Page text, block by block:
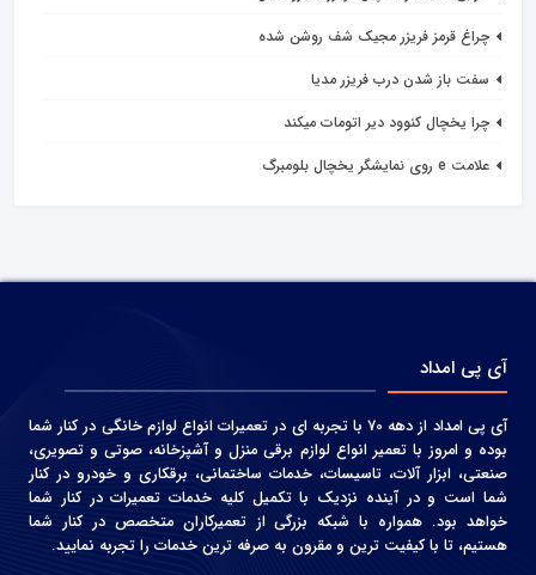
چراغ قرمز فریزر مجیک شف روشن شده
سفت باز شدن درب فریزر مدیا
چرا یخچال کنوود دیر اتومات میکند
علامت e روی نمایشگر یخچال بلومبرگ
آی پی امداد
آی پی امداد از دهه 70 با تجربه ای در تعمیرات انواع لوازم خانگی در کنار شما
بوده و امروز با تعمیر انواع لوازم برقی منزل و آشپزخانه، صوتی و‌ تصویری،
صنعتی، ابزار آلات، تاسیسات، خدمات ساختمانی، برقکاری و خودرو در کنار
شما است و در آینده نزدیک با تکمیل کلیه خدمات تعمیرات در کنار شما
خواهد بود. همواره با شبکه بزرگی از تعمیرکاران متخصص در کنار شما
هستیم، تا با کیفیت ترین و مقرون به صرفه ترین خدمات را تجربه نمایید.